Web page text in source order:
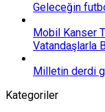
Geleceğin
Mobil Kanser
Vatandaşlarla
Milletin derdi
Kategoriler